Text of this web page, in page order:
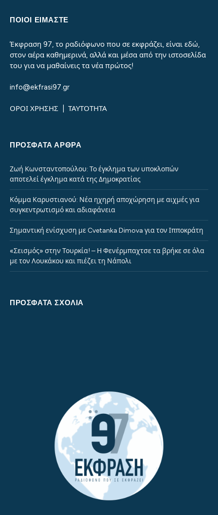
ΠΟΙΟΙ ΕΙΜΑΣΤΕ
Έκφραση 97, το ραδιόφωνο που σε εκφράζει, είναι εδώ,
στον αέρα καθημερινά, αλλά και μέσα από την ιστοσελίδα
του για να μαθαίνεις τα νέα πρώτος!
info@ekfrasi97.gr
ΟΡΟΙ ΧΡΗΣΗΣ ΤΑΥΤΟΤΗΤΑ
ΠΡΌΣΦΑΤΑ ΆΡΘΡΑ
Ζωή Κωνσταντοπούλου: Το έγκλημα των υποκλοπών
αποτελεί έγκλημα κατά της Δημοκρατίας
Κόμμα Καρυστιανού: Νέα ηχηρή αποχώρηση με αιχμές για
συγκεντρωτισμό και αδιαφάνεια
Σημαντική ενίσχυση με Cvetanka Dimova για τον Ιπποκράτη
«Σεισμός» στην Τουρκία! – Η Φενέρμπαχτσε τα βρήκε σε όλα
με τον Λουκάκου και πιέζει τη Νάπολι
ΠΡΌΣΦΑΤΑ ΣΧΌΛΙΑ